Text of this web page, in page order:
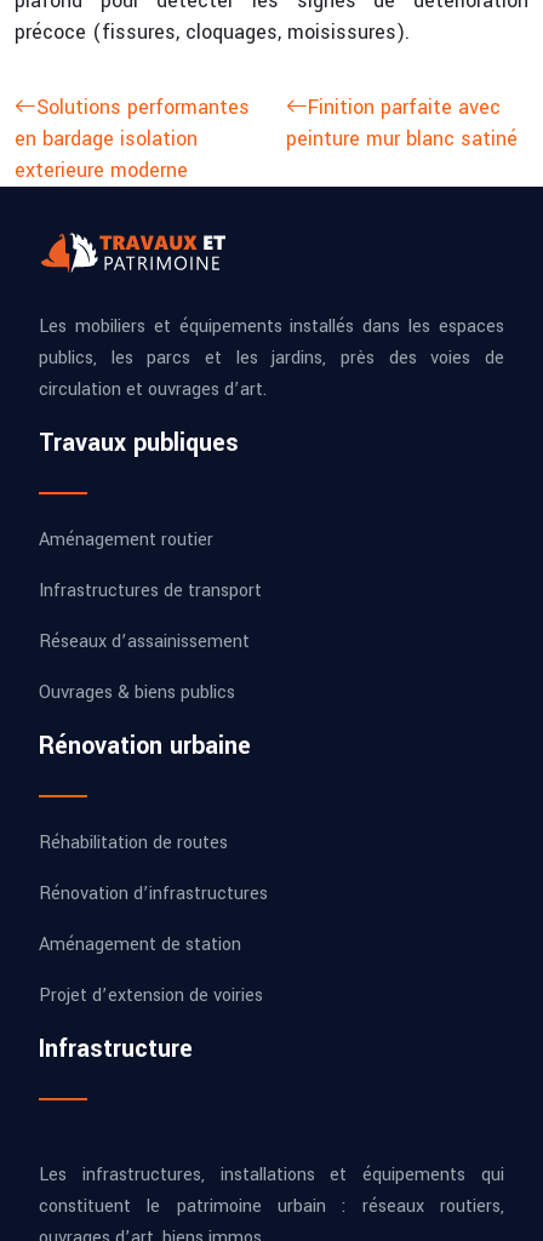
précoce (fissures, cloquages, moisissures).
Solutions performantes
en bardage isolation
exterieure moderne
Finition parfaite avec
peinture mur blanc satiné
Les mobiliers et équipements installés dans les espaces
publics, les parcs et les jardins, près des voies de
circulation et ouvrages d’art.
Travaux publiques
Aménagement routier
Infrastructures de transport
Réseaux d’assainissement
Ouvrages & biens publics
Rénovation urbaine
Réhabilitation de routes
Rénovation d’infrastructures
Aménagement de station
Projet d’extension de voiries
Infrastructure
Les infrastructures, installations et équipements qui
constituent le patrimoine urbain : réseaux routiers,